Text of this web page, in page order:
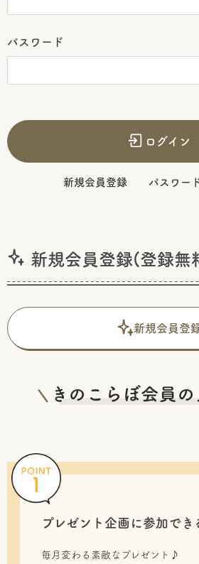
パスワード
ログイン
新規会員登録 パスワー
新規会員登録(登録無
新規会員登
プレゼント企画に参加でき
毎月変わる素敵なプレゼント♪